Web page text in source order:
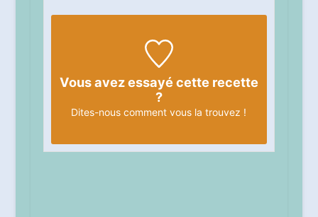
Vous avez essayé cette recette
?
Dites-nous comment vous la trouvez !